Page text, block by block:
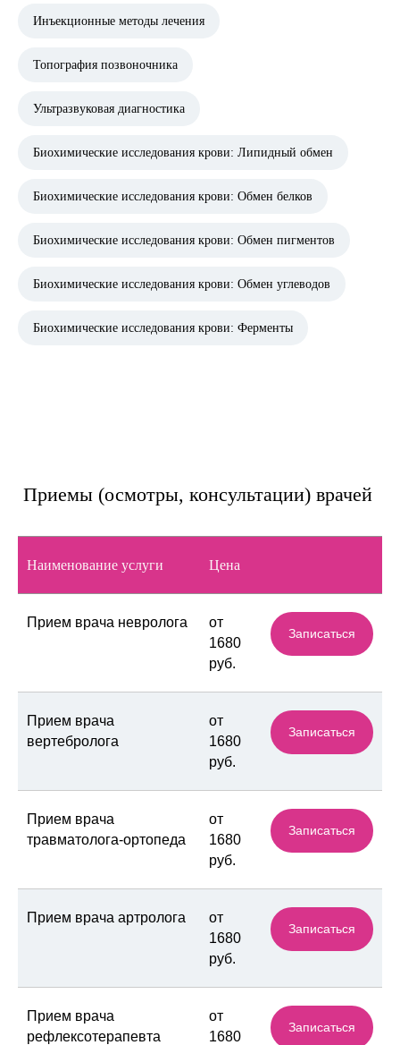
Инъекционные методы лечения
Топография позвоночника
Ультразвуковая диагностика
Биохимические исследования крови: Липидный обмен
Биохимические исследования крови: Обмен белков
Биохимические исследования крови: Обмен пигментов
Биохимические исследования крови: Обмен углеводов
Биохимические исследования крови: Ферменты
Приемы (осмотры, консультации) врачей
Наименование услуги Цена
Прием врача невролога
от
1680
руб.
Записаться
Прием врача
вертебролога
от
1680
руб.
Записаться
Прием врача
травматолога-ортопеда
от
1680
руб.
Записаться
Прием врача артролога
от
1680
руб.
Записаться
Прием врача
рефлексотерапевта
от
1680
Записаться